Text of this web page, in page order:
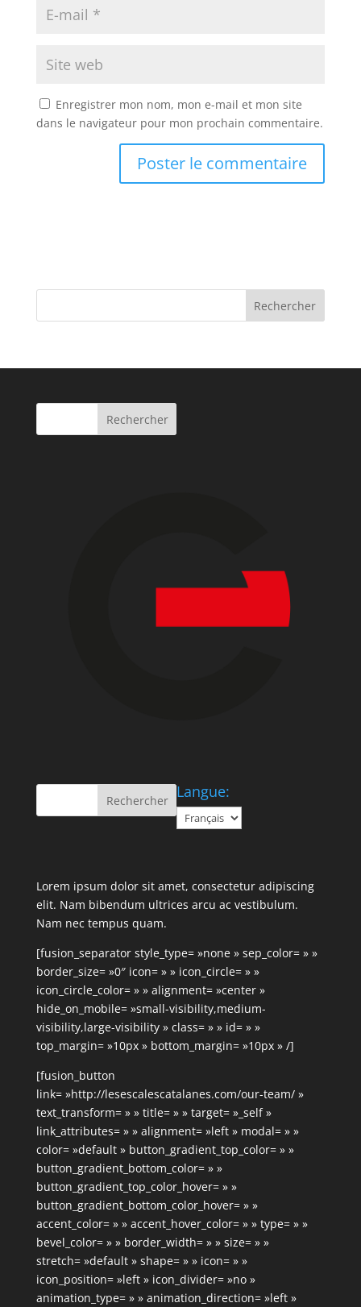
Enregistrer mon nom, mon e-mail et mon site
dans le navigateur pour mon prochain commentaire.
Langue:
Lorem ipsum dolor sit amet, consectetur adipiscing
elit. Nam bibendum ultrices arcu ac vestibulum.
Nam nec tempus quam.
[fusion_separator style_type= »none » sep_color= » »
border_size= »0″ icon= » » icon_circle= » »
icon_circle_color= » » alignment= »center »
hide_on_mobile= »small-visibility,medium-
visibility,large-visibility » class= » » id= » »
top_margin= »10px » bottom_margin= »10px » /]
[fusion_button
link= »http://lesescalescatalanes.com/our-team/ »
text_transform= » » title= » » target= »_self »
link_attributes= » » alignment= »left » modal= » »
color= »default » button_gradient_top_color= » »
button_gradient_bottom_color= » »
button_gradient_top_color_hover= » »
button_gradient_bottom_color_hover= » »
accent_color= » » accent_hover_color= » » type= » »
bevel_color= » » border_width= » » size= » »
stretch= »default » shape= » » icon= » »
icon_position= »left » icon_divider= »no »
animation_type= » » animation_direction= »left »